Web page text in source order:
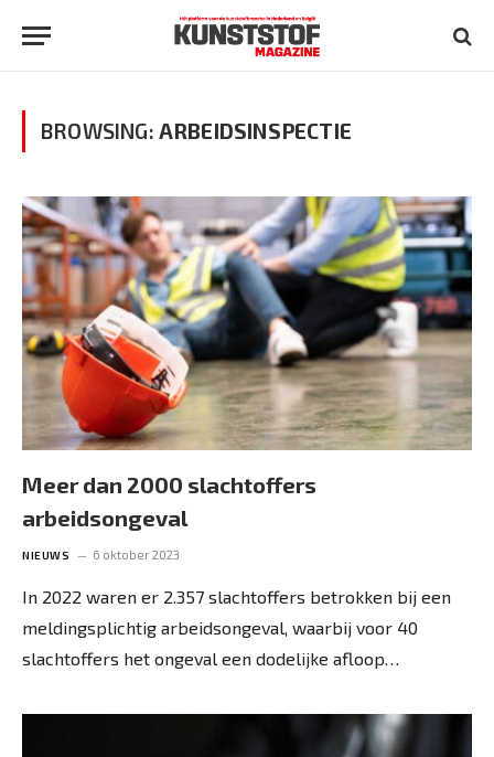
BROWSING: ARBEIDSINSPECTIE
Meer dan 2000 slachtoffers
arbeidsongeval
NIEUWS 6 oktober 2023
In 2022 waren er 2.357 slachtoffers betrokken bij een
meldingsplichtig arbeidsongeval, waarbij voor 40
slachtoffers het ongeval een dodelijke afloop…